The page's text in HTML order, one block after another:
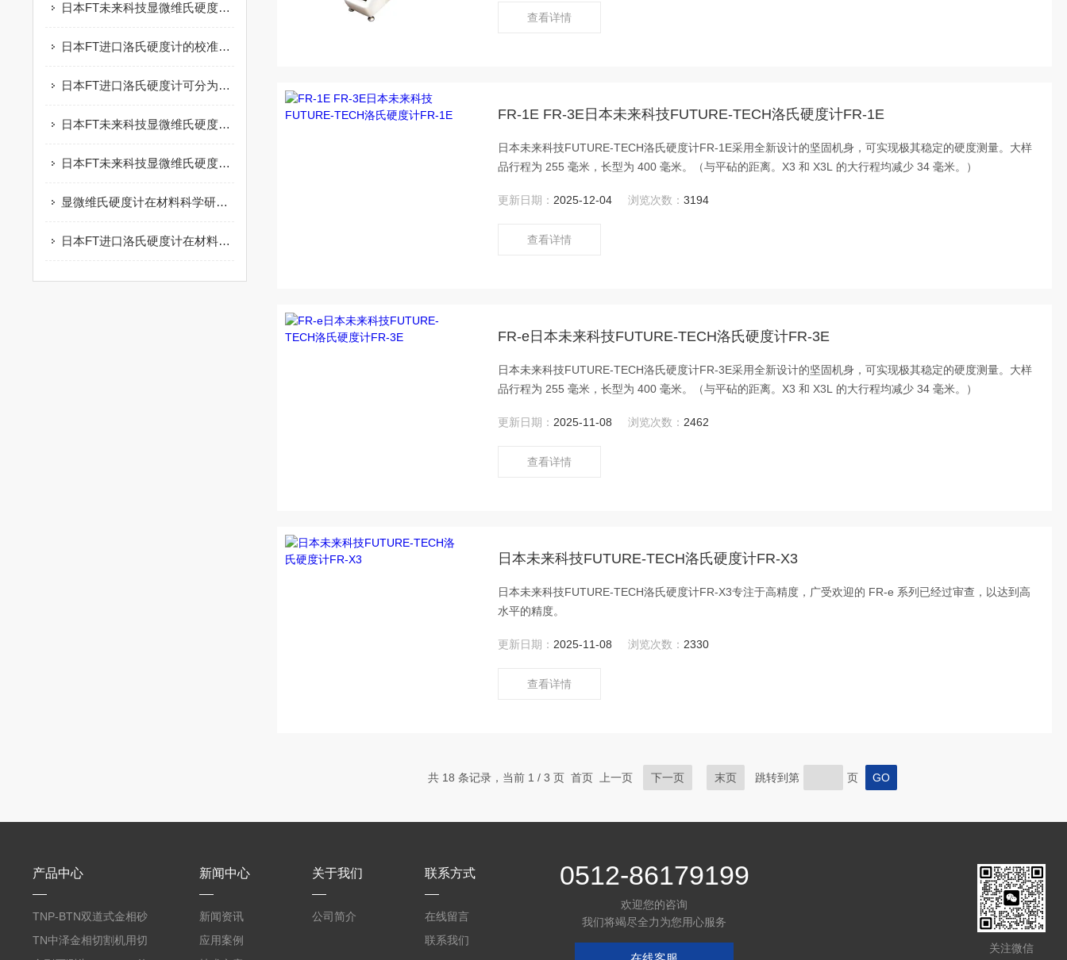
日本FT未来科技显微维氏硬度计是用于测量材料硬度的重要设备
日本FT进口洛氏硬度计的校准方法
日本FT进口洛氏硬度计可分为手动型和电动型两种
日本FT未来科技显微维氏硬度计的使用注意事项涉及多个方面
日本FT未来科技显微维氏硬度计能够实现对材料硬度的高精度测量
显微维氏硬度计在材料科学研究中的应用
日本FT进口洛氏硬度计在材料科学中的重要性及操作技巧
查看详情
FR-1E FR-3E日本未来科技FUTURE-TECH洛氏硬度计FR-1E
日本未来科技FUTURE-TECH洛氏硬度计FR-1E采用全新设计的坚固机身，可实现极其稳定的硬度测量。大样
品行程为 255 毫米，长型为 400 毫米。（与平砧的距离。X3 和 X3L 的大行程均减少 34 毫米。）
更新日期： 2025-12-04 浏览次数：3194
查看详情
FR-e日本未来科技FUTURE-TECH洛氏硬度计FR-3E
日本未来科技FUTURE-TECH洛氏硬度计FR-3E采用全新设计的坚固机身，可实现极其稳定的硬度测量。大样
品行程为 255 毫米，长型为 400 毫米。（与平砧的距离。X3 和 X3L 的大行程均减少 34 毫米。）
更新日期： 2025-11-08 浏览次数： 2462
查看详情
日本未来科技FUTURE-TECH洛氏硬度计FR-X3
日本未来科技FUTURE-TECH洛氏硬度计FR-X3专注于高精度，广受欢迎的 FR-e 系列已经过审查，以达到高
水平的精度。
更新日期： 2025-11-08 浏览次数： 2330
查看详情
共 18 条记录，当前 1 / 3 页 首页 上一页 下一页 末页 跳转到第 页
产品中心
TNP-BTN双道式金相砂
带机/金相研磨机
TN中泽金相切割机用切
新闻中心
新闻资讯
应用案例
关于我们
公司简介
联系方式
在线留言
联系我们
0512-86179199
欢迎您的咨询
我们将竭尽全力为您用心服务
关注微信